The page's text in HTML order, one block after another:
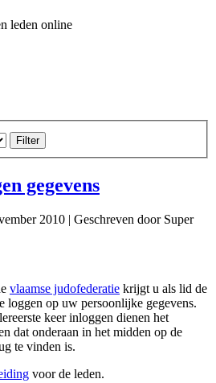
leden online
Filter
gegevens
2010 | Geschreven door Super
vlaamse judofederatie krijgt u als lid de
loggen op uw persoonlijke gegevens.
keer inloggen dienen het
dat onderaan in het midden op de
te vinden is.
voor de leden.